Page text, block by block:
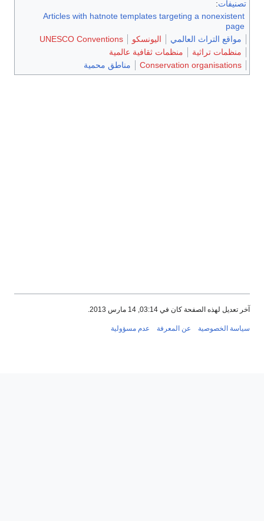
Articles with hatnote templates targeting a
العالمي اليونسكو
UNESCO Conventions
منظمات ثقافية عالمية
Conservation
مناطق محمية
في 03:14, 14 مارس 2013.
عن المعرفة عدم مسؤولية